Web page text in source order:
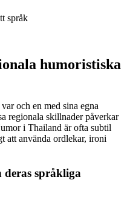
språk
humoristiska
och en med sina egna
regionala skillnader påverkar
i Thailand är ofta subtil
att använda ordlekar, ironi
deras språkliga